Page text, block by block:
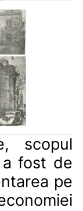
scopul
fost de
pe